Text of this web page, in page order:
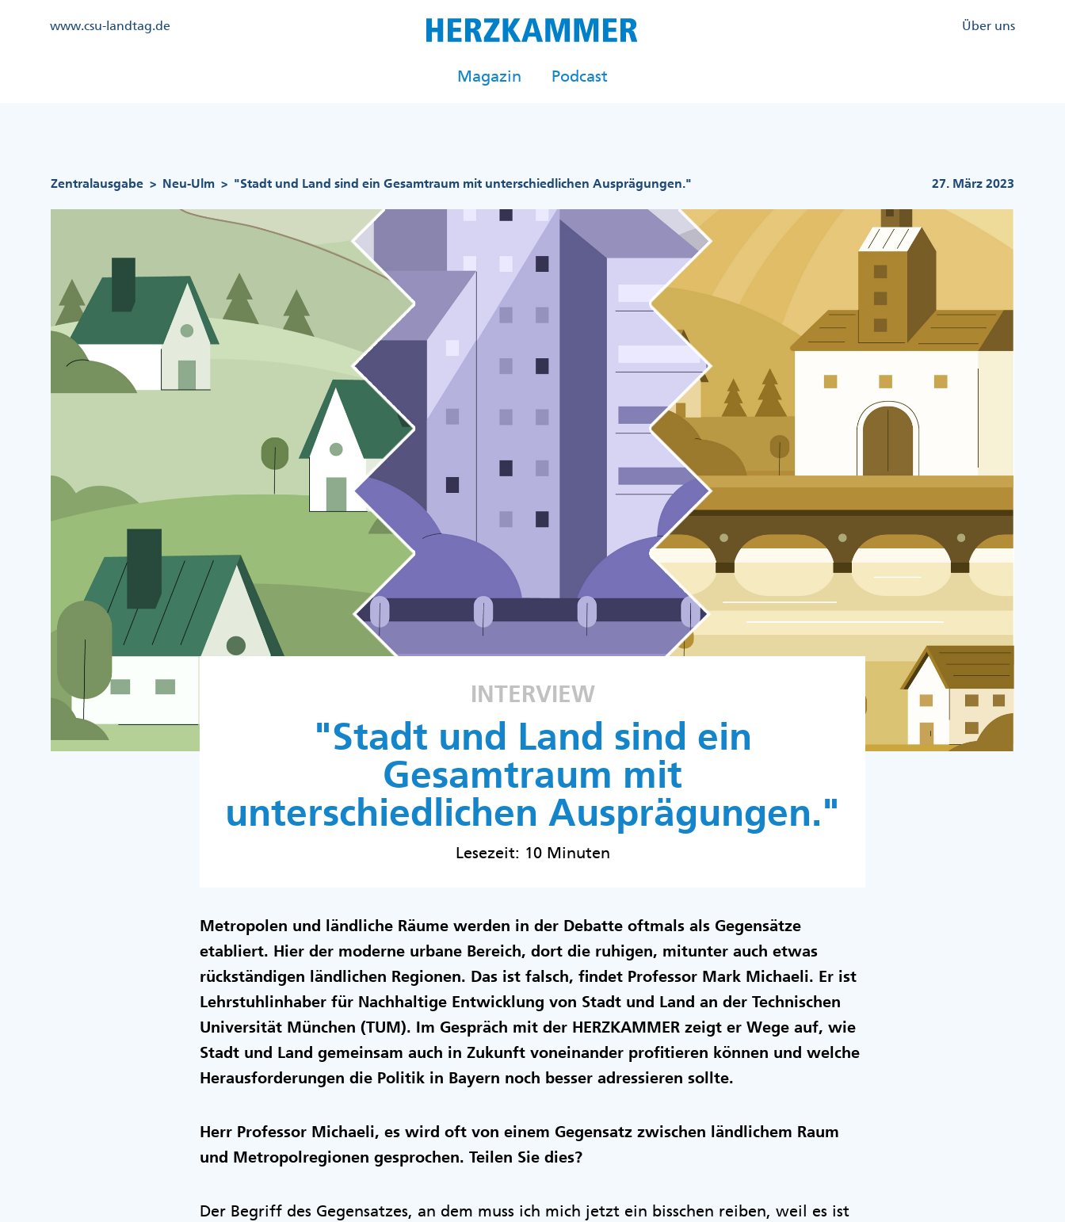
Kopfzeile
www.csu-landtag.de
Kopfzeile
Über uns
Magazin Podcast
Zentralausgabe > Neu-Ulm > "Stadt und Land sind ein Gesamtraum mit unterschiedlichen Ausprägungen." 27. März 2023
INTERVIEW
"Stadt und Land sind ein
Gesamtraum mit
unterschiedlichen Ausprägungen."
Lesezeit: 10 Minuten
Metropolen und ländliche Räume werden in der Debatte oftmals als Gegensätze
etabliert. Hier der moderne urbane Bereich, dort die ruhigen, mitunter auch etwas
rückständigen ländlichen Regionen. Das ist falsch, findet Professor Mark Michaeli. Er ist
Lehrstuhlinhaber für Nachhaltige Entwicklung von Stadt und Land an der Technischen
Universität München (TUM). Im Gespräch mit der HERZKAMMER zeigt er Wege auf, wie
Stadt und Land gemeinsam auch in Zukunft voneinander profitieren können und welche
Herausforderungen die Politik in Bayern noch besser adressieren sollte.
Herr Professor Michaeli, es wird oft von einem Gegensatz zwischen ländlichem Raum
und Metropolregionen gesprochen. Teilen Sie dies?
Der Begriff des Gegensatzes, an dem muss ich mich jetzt ein bisschen reiben, weil es ist